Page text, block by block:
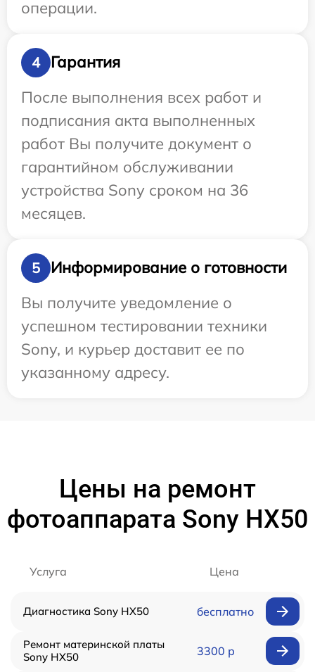
операции.
4
Гарантия
После выполнения всех работ и
подписания акта выполненных
работ Вы получите документ о
гарантийном обслуживании
устройства Sony сроком на 36
месяцев.
5
Информирование о готовности
Вы получите уведомление о
успешном тестировании техники
Sony, и курьер доставит ее по
указанному адресу.
Цены на ремонт
фотоаппарата Sony HX50
Услуга Цена
Диагностика Sony HX50 бесплатно
Ремонт материнской платы
Sony HX50
3300 р